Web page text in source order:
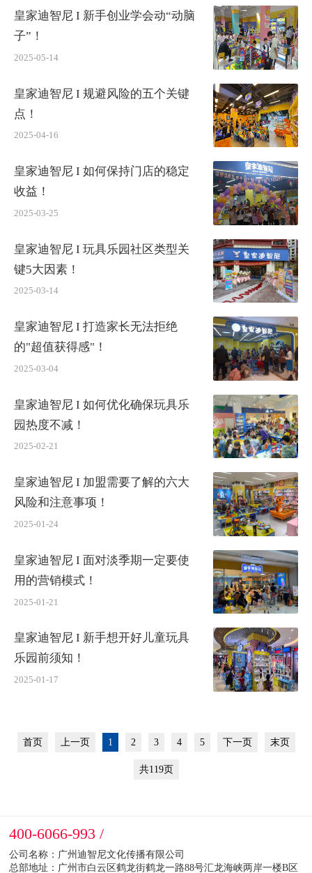
皇家迪智尼 I 新手创业学会动“动脑
子”！
2025-05-14
皇家迪智尼 I 规避风险的五个关键
点！
2025-04-16
皇家迪智尼 I 如何保持门店的稳定
收益！
2025-03-25
皇家迪智尼 I 玩具乐园社区类型关
键5大因素！
2025-03-14
皇家迪智尼 I 打造家长无法拒绝
的"超值获得感"！
2025-03-04
皇家迪智尼 I 如何优化确保玩具乐
园热度不减！
2025-02-21
皇家迪智尼 I 加盟需要了解的六大
风险和注意事项！
2025-01-24
皇家迪智尼 I 面对淡季期一定要使
用的营销模式！
2025-01-21
皇家迪智尼 I 新手想开好儿童玩具
乐园前须知！
2025-01-17
首页 上一页 1 2 3 4 5 下一页 末页
共119页
400-6066-993 /
公司名称：广州迪智尼文化传播有限公司
总部地址：广州市白云区鹤龙街鹤龙一路88号汇龙海峡两岸一楼B区